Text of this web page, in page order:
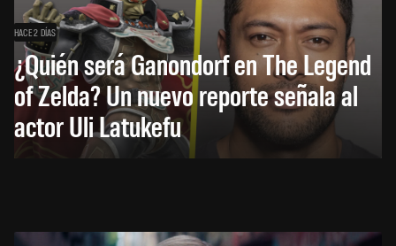
HACE 2 DÍAS
¿Quién será Ganondorf en The Legend
of Zelda? Un nuevo reporte señala al
actor Uli Latukefu